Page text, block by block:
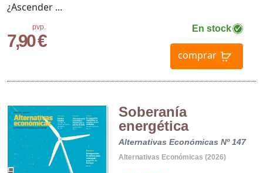
pvp.
7,90 €
En stock
comprar
¿Ascender ...
Soberanía
energética
Alternativas Económicas Nº 147
Alternativas Económicas (2026)